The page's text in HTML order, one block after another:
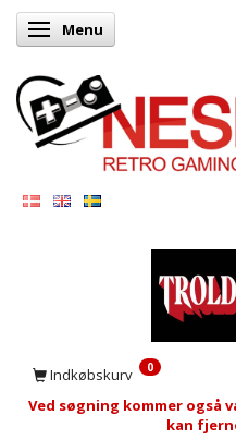
Skifte navigation
Menu
Indkøbskurv 0
Ved søgning kommer også
kan